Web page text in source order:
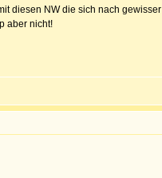
diesen NW die sich nach
aber nicht!